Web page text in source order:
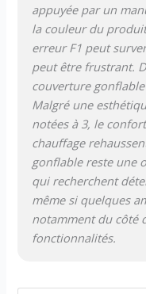
appuyée par un
la couleur du
erreur F1 peut
peut être frustrant.
couverture
Malgré une
notées à 3, le
chauffage
gonflable reste une
qui recherchent
même si quelques
notamment du côté
fonctionnalités.